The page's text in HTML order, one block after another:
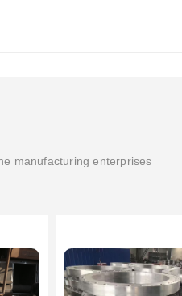
manufacturing enterprises